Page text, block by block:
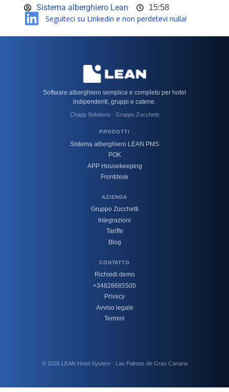
Sistema alberghiero Lean
15:58
Seguiteci su Linkedin e non perdetevi nulla!
Software alberghiero semplice e completo per hotel
indipendenti, gruppi e catene.
Chapp Solutions · Gruppo Zucchetti
PRODOTTI
Sistema alberghiero LEAN PMS
POK
APP Housekeeping
Frontdesk
AZIENDA
Gruppo Zucchetti
Integrazioni
Tariffe
Blog
CONTATTO
Richiedi demo
+34828685500
Privacy
Avviso legale
Termini
© 2026 LEAN Hotel System · Las Palmas de Gran Canaria